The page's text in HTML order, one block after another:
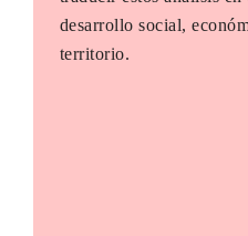
desarrollo social,
territorio.